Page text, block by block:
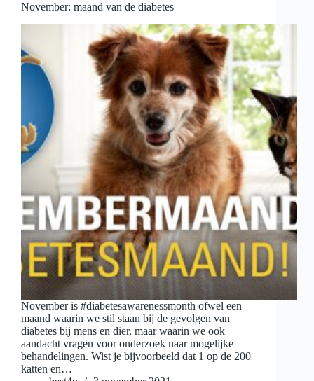
November: maand van de diabetes
November is #diabetesawarenessmonth ofwel een
maand waarin we stil staan bij de gevolgen van
diabetes bij mens en dier, maar waarin we ook
aandacht vragen voor onderzoek naar mogelijke
behandelingen. Wist je bijvoorbeeld dat 1 op de 200
katten en…